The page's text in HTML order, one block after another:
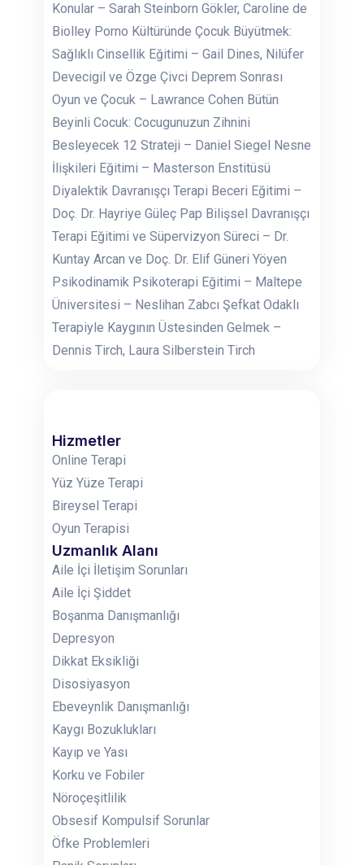
Konular – Sarah Steinborn Gökler, Caroline de
Biolley Porno Kültüründe Çocuk Büyütmek:
Sağlıklı Cinsellik Eğitimi – Gail Dines, Nilüfer
Devecigil ve Özge Çivci Deprem Sonrası
Oyun ve Çocuk – Lawrance Cohen Bütün
Beyinli Cocuk: Cocugunuzun Zihnini
Besleyecek 12 Strateji – Daniel Siegel Nesne
İlişkileri Eğitimi – Masterson Enstitüsü
Diyalektik Davranışçı Terapi Beceri Eğitimi –
Doç. Dr. Hayriye Güleç Pap Bilişsel Davranışçı
Terapi Eğitimi ve Süpervizyon Süreci – Dr.
Kuntay Arcan ve Doç. Dr. Elif Güneri Yöyen
Psikodinamik Psikoterapi Eğitimi – Maltepe
Üniversitesi – Neslihan Zabcı Şefkat Odaklı
Terapiyle Kaygının Üstesinden Gelmek –
Dennis Tirch, Laura Silberstein Tirch
Hizmetler
Online Terapi
Yüz Yüze Terapi
Bireysel Terapi
Oyun Terapisi
Uzmanlık Alanı
Aile İçi İletişim Sorunları
Aile İçi Şiddet
Boşanma Danışmanlığı
Depresyon
Dikkat Eksikliği
Disosiyasyon
Ebeveynlik Danışmanlığı
Kaygı Bozuklukları
Kayıp ve Yası
Korku ve Fobiler
Nöroçeşitlilik
Obsesif Kompulsif Sorunlar
Öfke Problemleri